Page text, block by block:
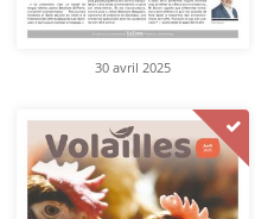
30 avril 2025